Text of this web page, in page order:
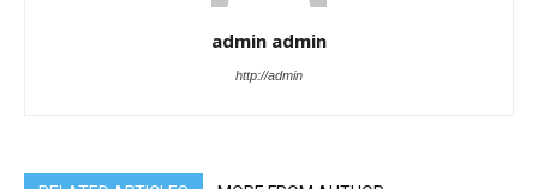
admin admin
http://admin